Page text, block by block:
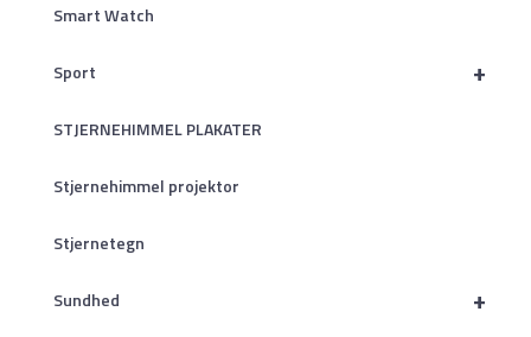
Smart Watch
+
Sport
STJERNEHIMMEL PLAKATER
Stjernehimmel projektor
Stjernetegn
+
Sundhed